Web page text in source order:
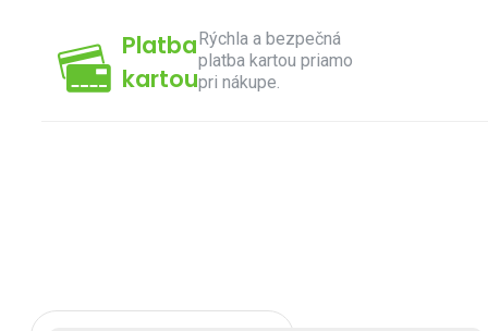
Platba
kartou
Rýchla a bezpečná
platba kartou priamo
pri nákupe.